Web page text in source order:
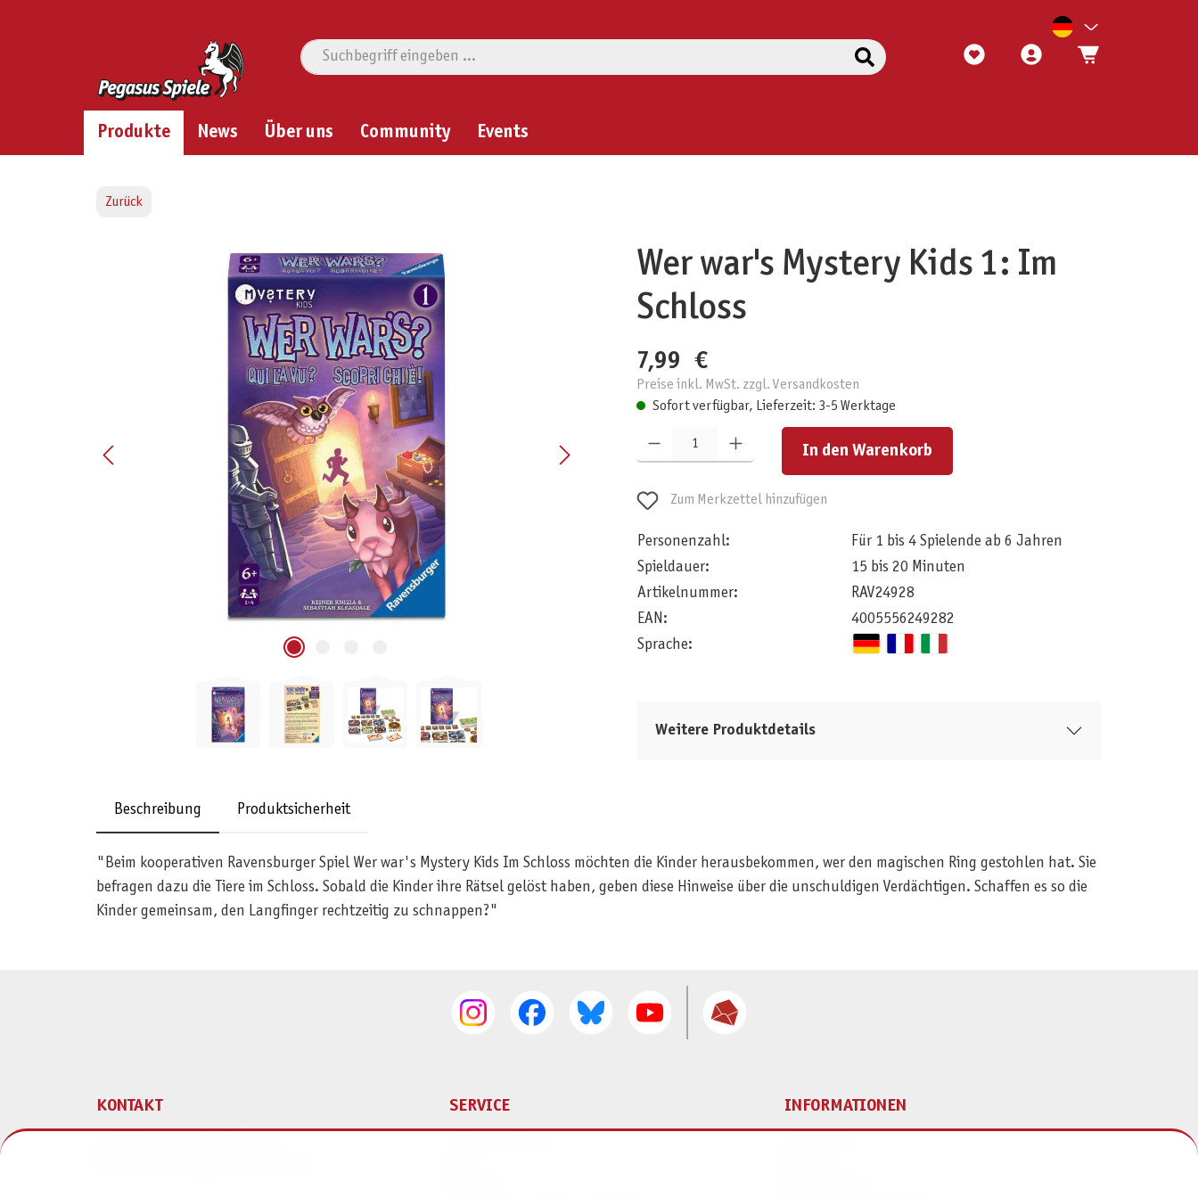
Produkte News Über uns Community Events
Zurück
Bildergalerie überspringen
Wer war's Mystery Kids 1: Im
Schloss
7,99 €
Preise inkl. MwSt. zzgl. Versandkosten
Sofort verfügbar, Lieferzeit: 3-5 Werktage
Produkt Anzahl: Gib den gewünschten Wert ein oder benutze die Schaltflächen um die Anzahl zu erhöhen oder zu reduzieren.
In den Warenkorb
Zum Merkzettel hinzufügen
Personenzahl:
Für 1 bis 4 Spielende ab 6 Jahren
Spieldauer:
15 bis 20 Minuten
Artikelnummer:
RAV24928
EAN:
4005556249282
Sprache:
Weitere Produktdetails
Beschreibung Produktsicherheit
"Beim kooperativen Ravensburger Spiel Wer war's Mystery Kids Im Schloss möchten die Kinder herausbekommen, wer den magischen Ring gestohlen hat. Sie
befragen dazu die Tiere im Schloss. Sobald die Kinder ihre Rätsel gelöst haben, geben diese Hinweise über die unschuldigen Verdächtigen. Schaffen es so die
Kinder gemeinsam, den Langfinger rechtzeitig zu schnappen?"
KONTAKT SERVICE INFORMATIONEN